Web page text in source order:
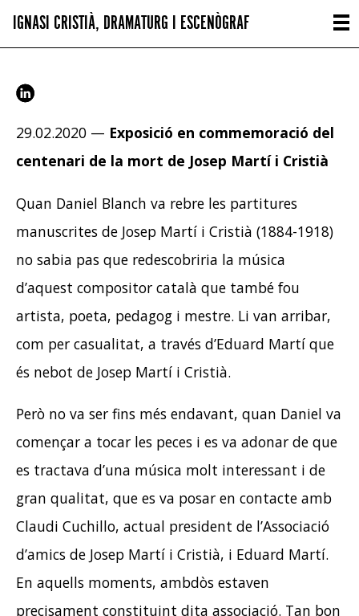
IGNASI CRISTIÀ, DRAMATURG I ESCENÒGRAF
29.02.2020 — Exposició en commemoració del
centenari de la mort de Josep Martí i Cristià
Quan Daniel Blanch va rebre les partitures
manuscrites de Josep Martí i Cristià (1884-1918)
no sabia pas que redescobriria la música
d’aquest compositor català que també fou
artista, poeta, pedagog i mestre. Li van arribar,
com per casualitat, a través d’Eduard Martí que
és nebot de Josep Martí i Cristià.
Però no va ser fins més endavant, quan Daniel va
començar a tocar les peces i es va adonar de que
es tractava d’una música molt interessant i de
gran qualitat, que es va posar en contacte amb
Claudi Cuchillo, actual president de l’Associació
d’amics de Josep Martí i Cristià, i Eduard Martí.
En aquells moments, ambdòs estaven
precisament constituint dita associació. Tan bon